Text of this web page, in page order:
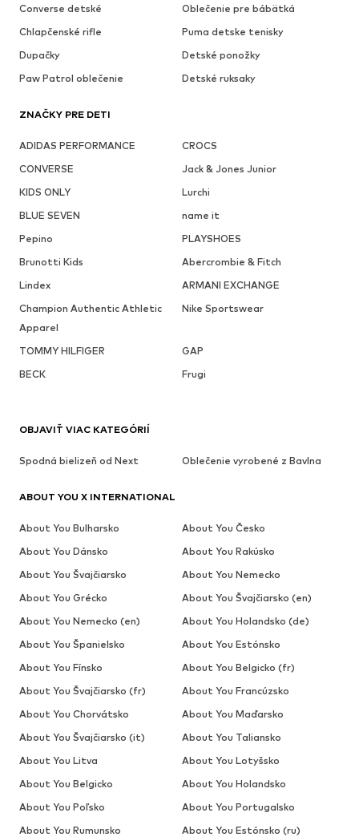
Converse detské
Oblečenie pre bábätká
Chlapčenské rifle
Puma detske tenisky
Dupačky
Detské ponožky
Paw Patrol oblečenie
Detské ruksaky
ZNAČKY PRE DETI
ADIDAS PERFORMANCE
CROCS
CONVERSE
Jack & Jones Junior
KIDS ONLY
Lurchi
BLUE SEVEN
name it
Pepino
PLAYSHOES
Brunotti Kids
Abercrombie & Fitch
Lindex
ARMANI EXCHANGE
Champion Authentic Athletic
Apparel
Nike Sportswear
TOMMY HILFIGER
GAP
BECK
Frugi
OBJAVIŤ VIAC KATEGÓRIÍ
Spodná bielizeň od Next Oblečenie vyrobené z Bavlna
ABOUT YOU X INTERNATIONAL
About You Bulharsko
About You Česko
About You Dánsko
About You Rakúsko
About You Švajčiarsko
About You Nemecko
About You Grécko
About You Švajčiarsko (en)
About You Nemecko (en)
About You Holandsko (de)
About You Španielsko
About You Estónsko
About You Fínsko
About You Belgicko (fr)
About You Švajčiarsko (fr)
About You Francúzsko
About You Chorvátsko
About You Maďarsko
About You Švajčiarsko (it)
About You Taliansko
About You Litva
About You Lotyšsko
About You Belgicko
About You Holandsko
About You Poľsko
About You Portugalsko
About You Rumunsko
About You Estónsko (ru)